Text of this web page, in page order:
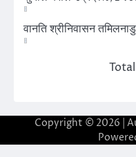
वानति श्रीनिवासन तमिलनाडु
Copyright © 2026 |